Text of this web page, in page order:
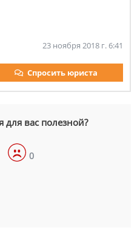
23 ноября 2018 г. 6:41
Спросить юриста
для вас полезной?
0